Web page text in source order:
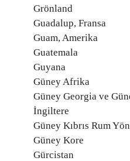
Grönland
Guadalup, Fransa
Guam, Amerika
Guatemala
Guyana
Güney Afrika
Güney Georgia ve
İngiltere
Güney Kıbrıs Rum
Güney Kore
Gürcistan